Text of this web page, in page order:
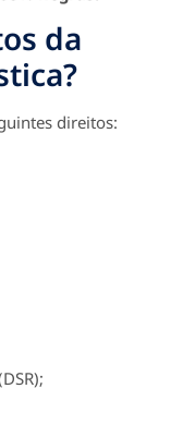
da
direitos: